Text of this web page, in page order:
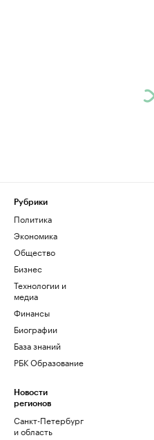
Рубрики
Политика
Экономика
Общество
Бизнес
Технологии и
медиа
Финансы
Биографии
База знаний
РБК Образование
Новости
регионов
Санкт-Петербург
и область